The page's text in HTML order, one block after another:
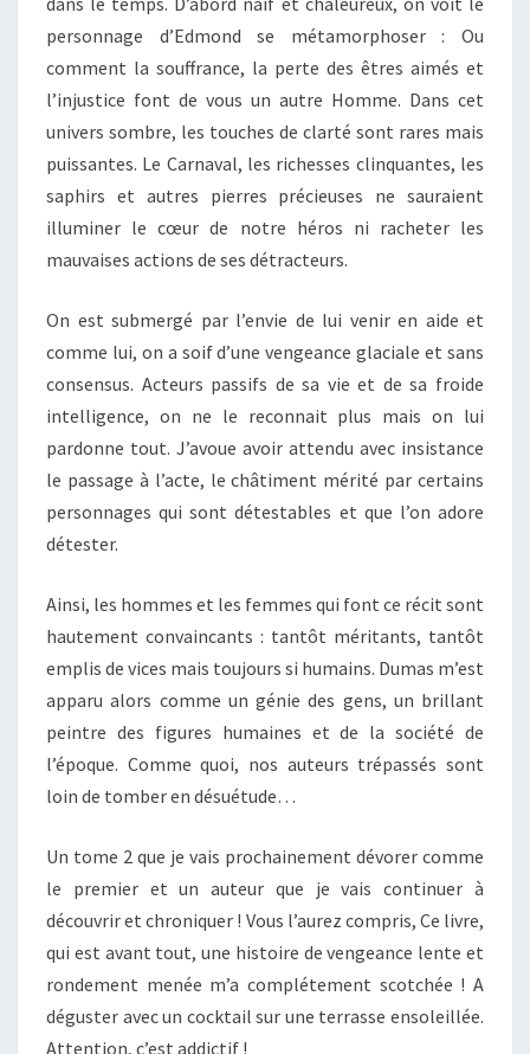
personnage d’Edmond se métamorphoser : Ou
comment la souffrance, la perte des êtres aimés et
l’injustice font de vous un autre Homme. Dans cet
univers sombre, les touches de clarté sont rares mais
puissantes. Le Carnaval, les richesses clinquantes, les
saphirs et autres pierres précieuses ne sauraient
illuminer le cœur de notre héros ni racheter les
mauvaises actions de ses détracteurs.
On est submergé par l’envie de lui venir en aide et
comme lui, on a soif d’une vengeance glaciale et sans
consensus. Acteurs passifs de sa vie et de sa froide
intelligence, on ne le reconnait plus mais on lui
pardonne tout. J’avoue avoir attendu avec insistance
le passage à l’acte, le châtiment mérité par certains
personnages qui sont détestables et que l’on adore
détester.
Ainsi, les hommes et les femmes qui font ce récit sont
hautement convaincants : tantôt méritants, tantôt
emplis de vices mais toujours si humains. Dumas m’est
apparu alors comme un génie des gens, un brillant
peintre des figures humaines et de la société de
l’époque. Comme quoi, nos auteurs trépassés sont
loin de tomber en désuétude…
Un tome 2 que je vais prochainement dévorer comme
le premier et un auteur que je vais continuer à
découvrir et chroniquer ! Vous l’aurez compris, Ce livre,
qui est avant tout, une histoire de vengeance lente et
rondement menée m’a complétement scotchée ! A
déguster avec un cocktail sur une terrasse ensoleillée.
Attention, c’est addictif !